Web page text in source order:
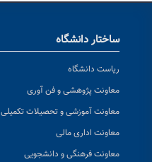
ساختار دانشگاه
ریاست دانشگاه
معاونت پژوهشی و فن آوری
معاونت آموزشی و تحصیلات تکمیلی
معاونت اداری مالی
معاونت فرهنگی و دانشجویی